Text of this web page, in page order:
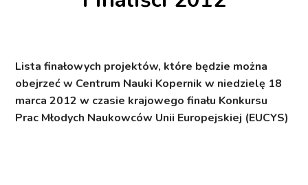
Lista finałowych projektów, które będzie można
obejrzeć w Centrum Nauki Kopernik w niedzielę 18
marca 2012 w czasie krajowego finału Konkursu
Prac Młodych Naukowców Unii Europejskiej (EUCYS)